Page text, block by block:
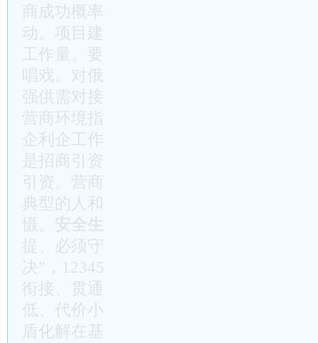
商成功概率也更高，要高质量筹办佳一
动。项目建设重在全力抓开工、抢进度
工作量。要充分挖掘消费潜力，总的要
唱戏。对俄贸易要紧紧围绕“双买双卖”
强供需对接和本土企业扶持，各县（市
营商环境指标上创先争优，是手段不是
企利企工作，提升服务企业质效。帮助
是招商引资最好的撬动点，服务好现有
引资。营商环境建设专班和监督部门要“
典型的人和事，让“谁砸**的牌子，就砸
慑。
提、必须守住的底线任务。要推动关口
决”，12345热线、信访初信初访、yq应
衔接、贯通起来，形成闭环，提前防范
低、代价小。创新基层社会治理，把问
盾化解在基层，是今年的一项重点工作